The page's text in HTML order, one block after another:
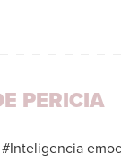
PERICIA
Inteligencia